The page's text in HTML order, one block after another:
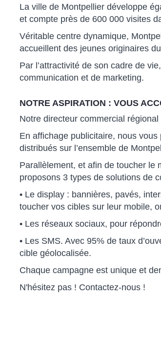
La ville de Montpellier développe
et compte près de 600 000 visites
Véritable centre dynamique,
accueillent des jeunes originaires
Par l’attractivité de son cadre de
communication et de marketing.
NOTRE ASPIRATION : VOUS
Notre directeur commercial
En affichage publicitaire, nous
distribués sur l’ensemble de
Parallèlement, et afin de toucher le
proposons 3 types de solutions de
• Le display : bannières, pavés,
toucher vos cibles sur leur mobile,
• Les réseaux sociaux, pour
• Les SMS. Avec 95% de taux
cible géolocalisée.
Chaque campagne est unique et
N'hésitez pas ! Contactez-nous !